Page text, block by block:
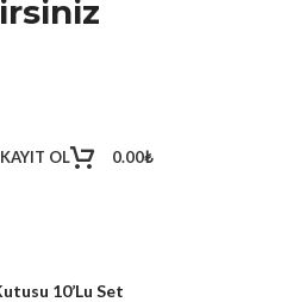
OL 0.00₺
10’Lu Set